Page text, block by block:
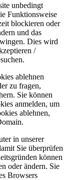
unbedingt
Funktionsweise
blockieren oder
und das
Dies wird
/
ablehnen
zu fragen,
Sie können
anmelden, um
ablehnen,
in unserer
Sie überprüfen
können
oder ändern. Sie
Browsers